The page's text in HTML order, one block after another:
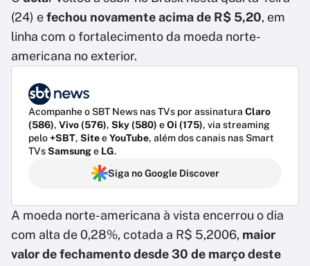
(24) efechou novamente acima de R$ 5,20, em
linha com o fortalecimento da moeda norte-
americana no exterior.
Acompanhe o SBT News nas TVs por assinatura Claro
(586), Vivo (576), Sky (580) eOi (175), via streaming
pelo+SBT, SiteeYouTube, além dos canais nas Smart
TVsSamsunge LG.
Siga no Google Discover
A moeda norte-americana à vista encerrou o dia
com alta de 0,28%, cotada a R$ 5,2006, maior
valor de fechamento desde 30 de março deste